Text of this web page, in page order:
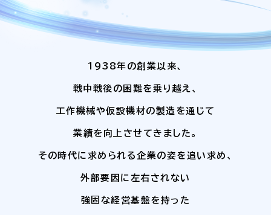
1938年の創業以来、
戦中戦後の困難を乗り越え、
工作機械や仮設機材の製造を通じて
業績を向上させてきました。
その時代に求められる企業の姿を追い求め、
外部要因に左右されない
強固な経営基盤を持った